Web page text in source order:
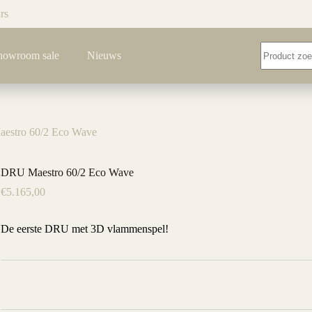
sale Nieuws
resultaten
60/2 Eco Wave
DRU Maestro 60/2 Eco Wave
€5.165,00
De eerste DRU met 3D vlammenspel!